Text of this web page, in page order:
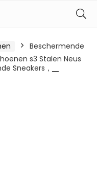
Beschermende
s3 Stalen Neus
Sneakers，▁